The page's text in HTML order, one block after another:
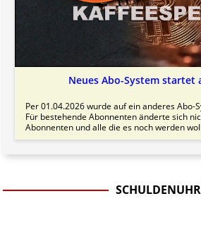
Neues Abo-System startet
Per 01.04.2026 wurde auf ein anderes Abo-
Für bestehende Abonnenten änderte sich
Abonnenten und alle die es noch werden
SCHULDENUHR